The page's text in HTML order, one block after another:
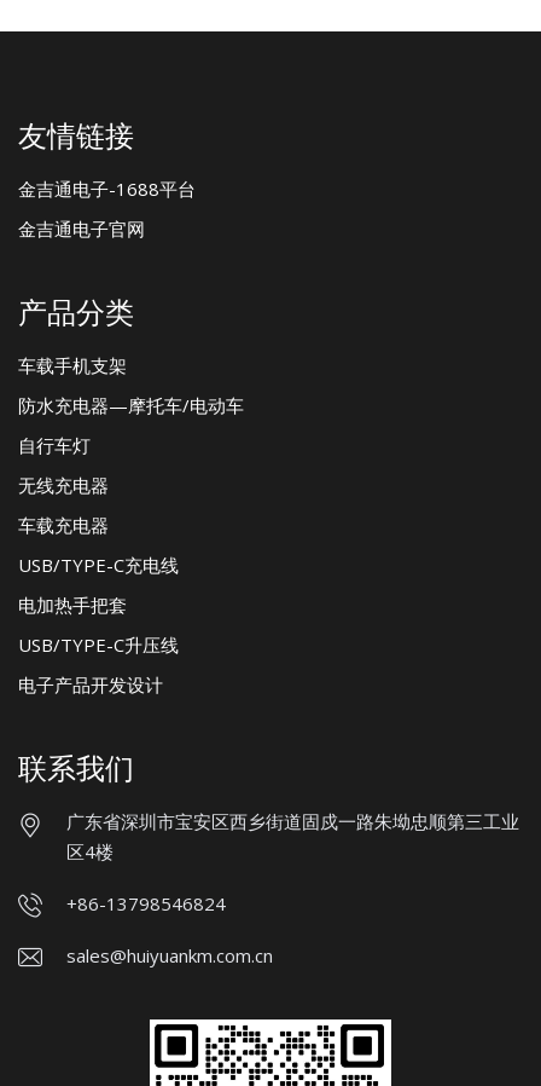
友情链接
金吉通电子-1688平台
金吉通电子官网
产品分类
车载手机支架
防水充电器—摩托车/电动车
自行车灯
无线充电器
车载充电器
USB/TYPE-C充电线
电加热手把套
USB/TYPE-C升压线
电子产品开发设计
联系我们
广东省深圳市宝安区西乡街道固戍一路朱坳忠顺第三工业
区4楼
+86-13798546824
sales@huiyuankm.com.cn